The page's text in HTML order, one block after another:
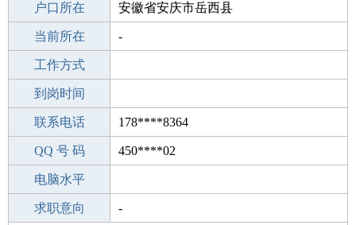
毕业学校 中学
户口所在 安徽省安庆市岳西县
所学专业 -
当前所在 -
工作经验
工作方式
驾 照
到岗时间
期望月薪
联系电话 178****8364
手机号码 178****8364
QQ 号 码 450****02
微信号码
电脑水平
外语水平
求职意向 -